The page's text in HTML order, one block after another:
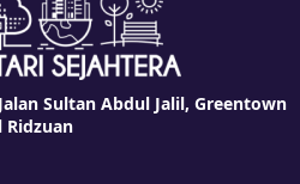
Sultan Abdul Jalil, Greentown
Ridzuan